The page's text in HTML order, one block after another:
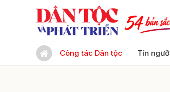
Công tác Dân tộc Tín